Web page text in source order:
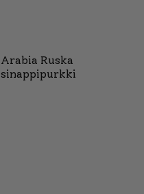
Arabia Ruska
sinappipurkki